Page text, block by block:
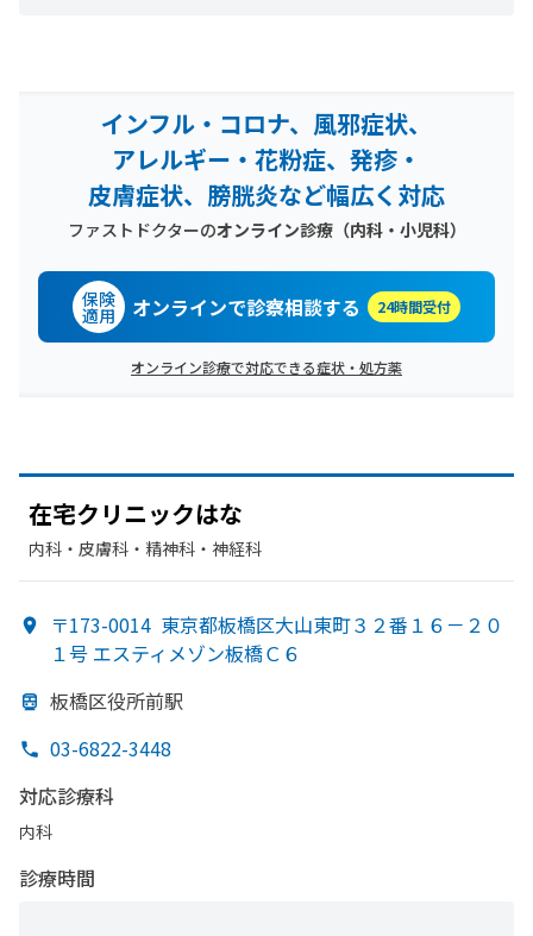
インフル・コロナ、風邪症状、
アレルギー・花粉症、発疹・
皮膚症状、膀胱炎など幅広く対応
ファストドクターのオンライン診療（内科・小児科）
保険
適用 オンラインで診察相談する 24時間受付
オンライン診療で対応できる症状・処方薬
在宅クリニックはな
内科・​皮膚科・​精神科・神経科
〒173-0014 東京都板橋区大山東町３２番１６－２０
１号 エスティメゾン板橋Ｃ６
板橋区役所前駅
03-6822-3448
対応診療科
内科
診療時間